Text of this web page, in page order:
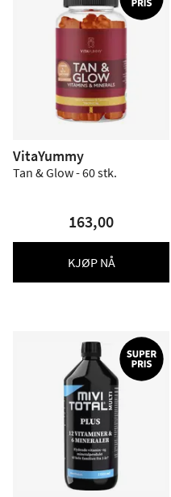
VitaYummy
Tan & Glow - 60 stk.
163,00
KJØP NÅ